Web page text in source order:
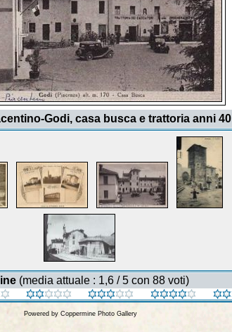
Godi, casa busca e trattoria anni 40
(media attuale : 1,6 / 5 con 88 voti)
Powered by Coppermine Photo Gallery